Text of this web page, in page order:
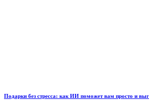
Подарки без стресса: как ИИ поможет вам просто и